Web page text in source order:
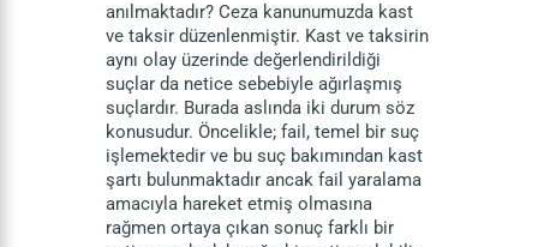
anılmaktadır? Ceza kanunumuzda kast
ve taksir düzenlenmiştir. Kast ve taksirin
aynı olay üzerinde değerlendirildiği
suçlar da netice sebebiyle ağırlaşmış
suçlardır. Burada aslında iki durum söz
konusudur. Öncelikle; fail, temel bir suç
işlemektedir ve bu suç bakımından kast
şartı bulunmaktadır ancak fail yaralama
amacıyla hareket etmiş olmasına
rağmen ortaya çıkan sonuç farklı bir